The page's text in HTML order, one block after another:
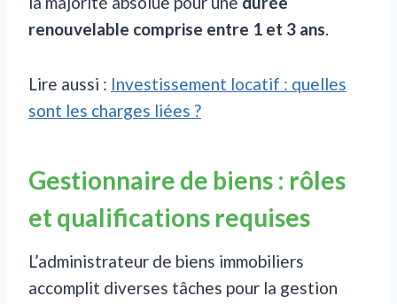
renouvelable comprise entre 1 et 3 ans.
Lire aussi : Investissement locatif : quelles
sont les charges liées ?
Gestionnaire de biens : rôles
et qualifications requises
L’administrateur de biens immobiliers
accomplit diverses tâches pour la gestion